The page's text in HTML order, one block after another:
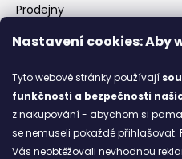
Nastavení cookies: Aby
Tyto webové stránky používají
funkčnosti a bezpečnosti
z nakupování - abychom si
se nemuseli pokaždé přihlašovat.
Vás neobtěžovali nevhodnou
Prodejny
Značky
Blog
Ze starých bot